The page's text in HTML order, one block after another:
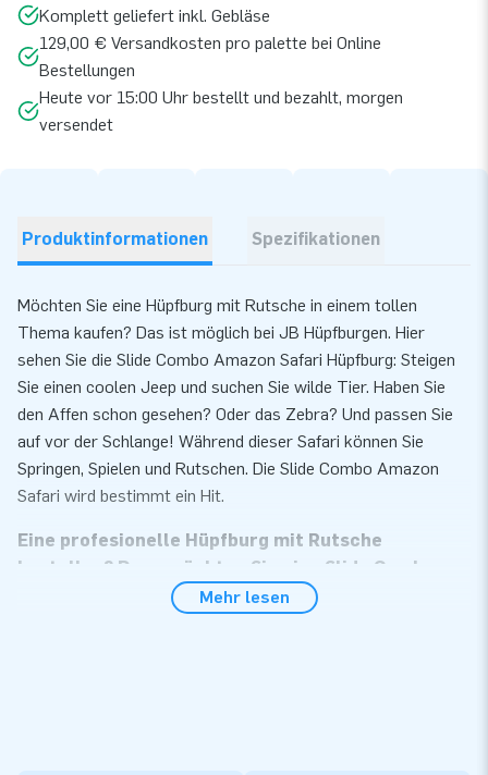
Komplett geliefert inkl. Gebläse
129,00 € Versandkosten pro palette bei Online
Bestellungen
Heute vor 15:00 Uhr bestellt und bezahlt, morgen
versendet
Produktinformationen Spezifikationen
Möchten Sie eine Hüpfburg mit Rutsche in einem tollen
Thema kaufen? Das ist möglich bei JB Hüpfburgen. Hier
sehen Sie die Slide Combo Amazon Safari Hüpfburg: Steigen
Sie einen coolen Jeep und suchen Sie wilde Tier. Haben Sie
den Affen schon gesehen? Oder das Zebra? Und passen Sie
auf vor der Schlange! Während dieser Safari können Sie
Springen, Spielen und Rutschen. Die Slide Combo Amazon
Safari wird bestimmt ein Hit.
Eine profesionelle Hüpfburg mit Rutsche
bestellen? Dann möchten Sie eine Slide Combo
Mehr lesen